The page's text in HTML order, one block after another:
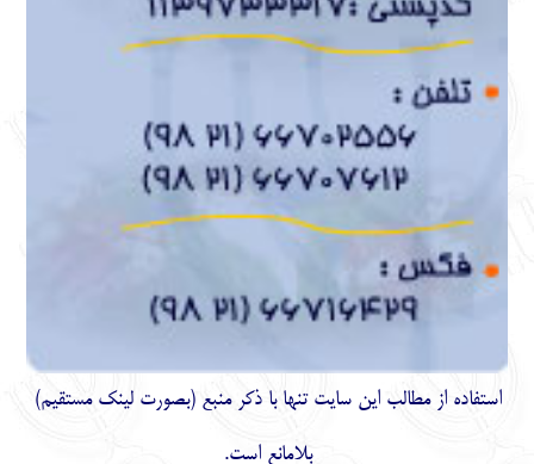
استفاده از مطالب اين سايت تنها با ذكر منبع (بصورت لینک مستقیم)
بلامانع است.